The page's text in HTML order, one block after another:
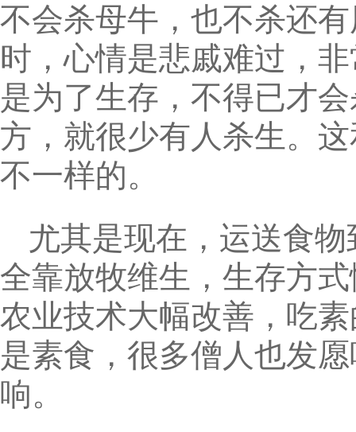
不会杀母牛，也不杀还
时，心情是悲戚难过，
是为了生存，不得已才
方，就很少有人杀生。
不一样的。
尤其是现在，运送食
全靠放牧维生，生存方
农业技术大幅改善，吃
是素食，很多僧人也发
响。